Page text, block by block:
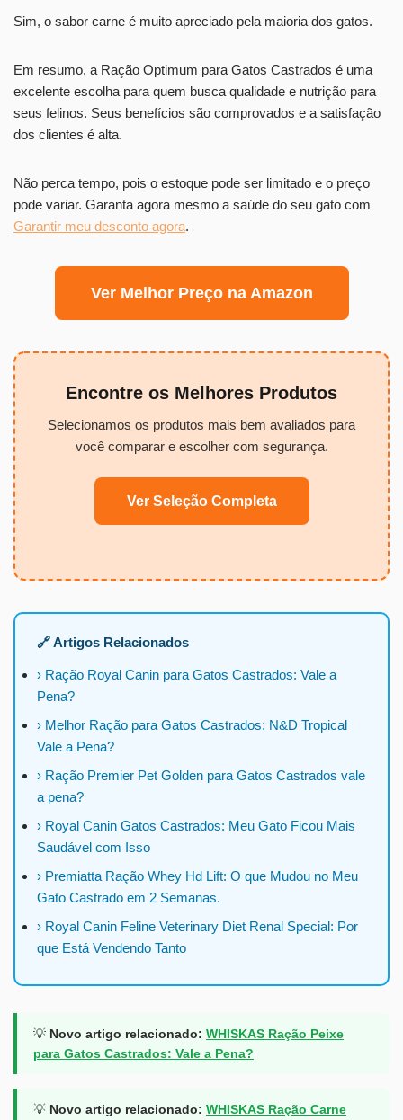
Sim, o sabor carne é muito apreciado pela maioria dos gatos.
Em resumo, a Ração Optimum para Gatos Castrados é uma
excelente escolha para quem busca qualidade e nutrição para
seus felinos. Seus benefícios são comprovados e a satisfação
dos clientes é alta.
Não perca tempo, pois o estoque pode ser limitado e o preço
pode variar. Garanta agora mesmo a saúde do seu gato com
Garantir meu desconto agora.
Ver Melhor Preço na Amazon
Encontre os Melhores Produtos
Selecionamos os produtos mais bem avaliados para
você comparar e escolher com segurança.
Ver Seleção Completa
🔗 Artigos Relacionados
› Ração Royal Canin para Gatos Castrados: Vale a
Pena?
› Melhor Ração para Gatos Castrados: N&D Tropical
Vale a Pena?
› Ração Premier Pet Golden para Gatos Castrados vale
a pena?
› Royal Canin Gatos Castrados: Meu Gato Ficou Mais
Saudável com Isso
› Premiatta Ração Whey Hd Lift: O que Mudou no Meu
Gato Castrado em 2 Semanas.
› Royal Canin Feline Veterinary Diet Renal Special: Por
que Está Vendendo Tanto
💡 Novo artigo relacionado: WHISKAS Ração Peixe
para Gatos Castrados: Vale a Pena?
💡 Novo artigo relacionado: WHISKAS Ração Carne